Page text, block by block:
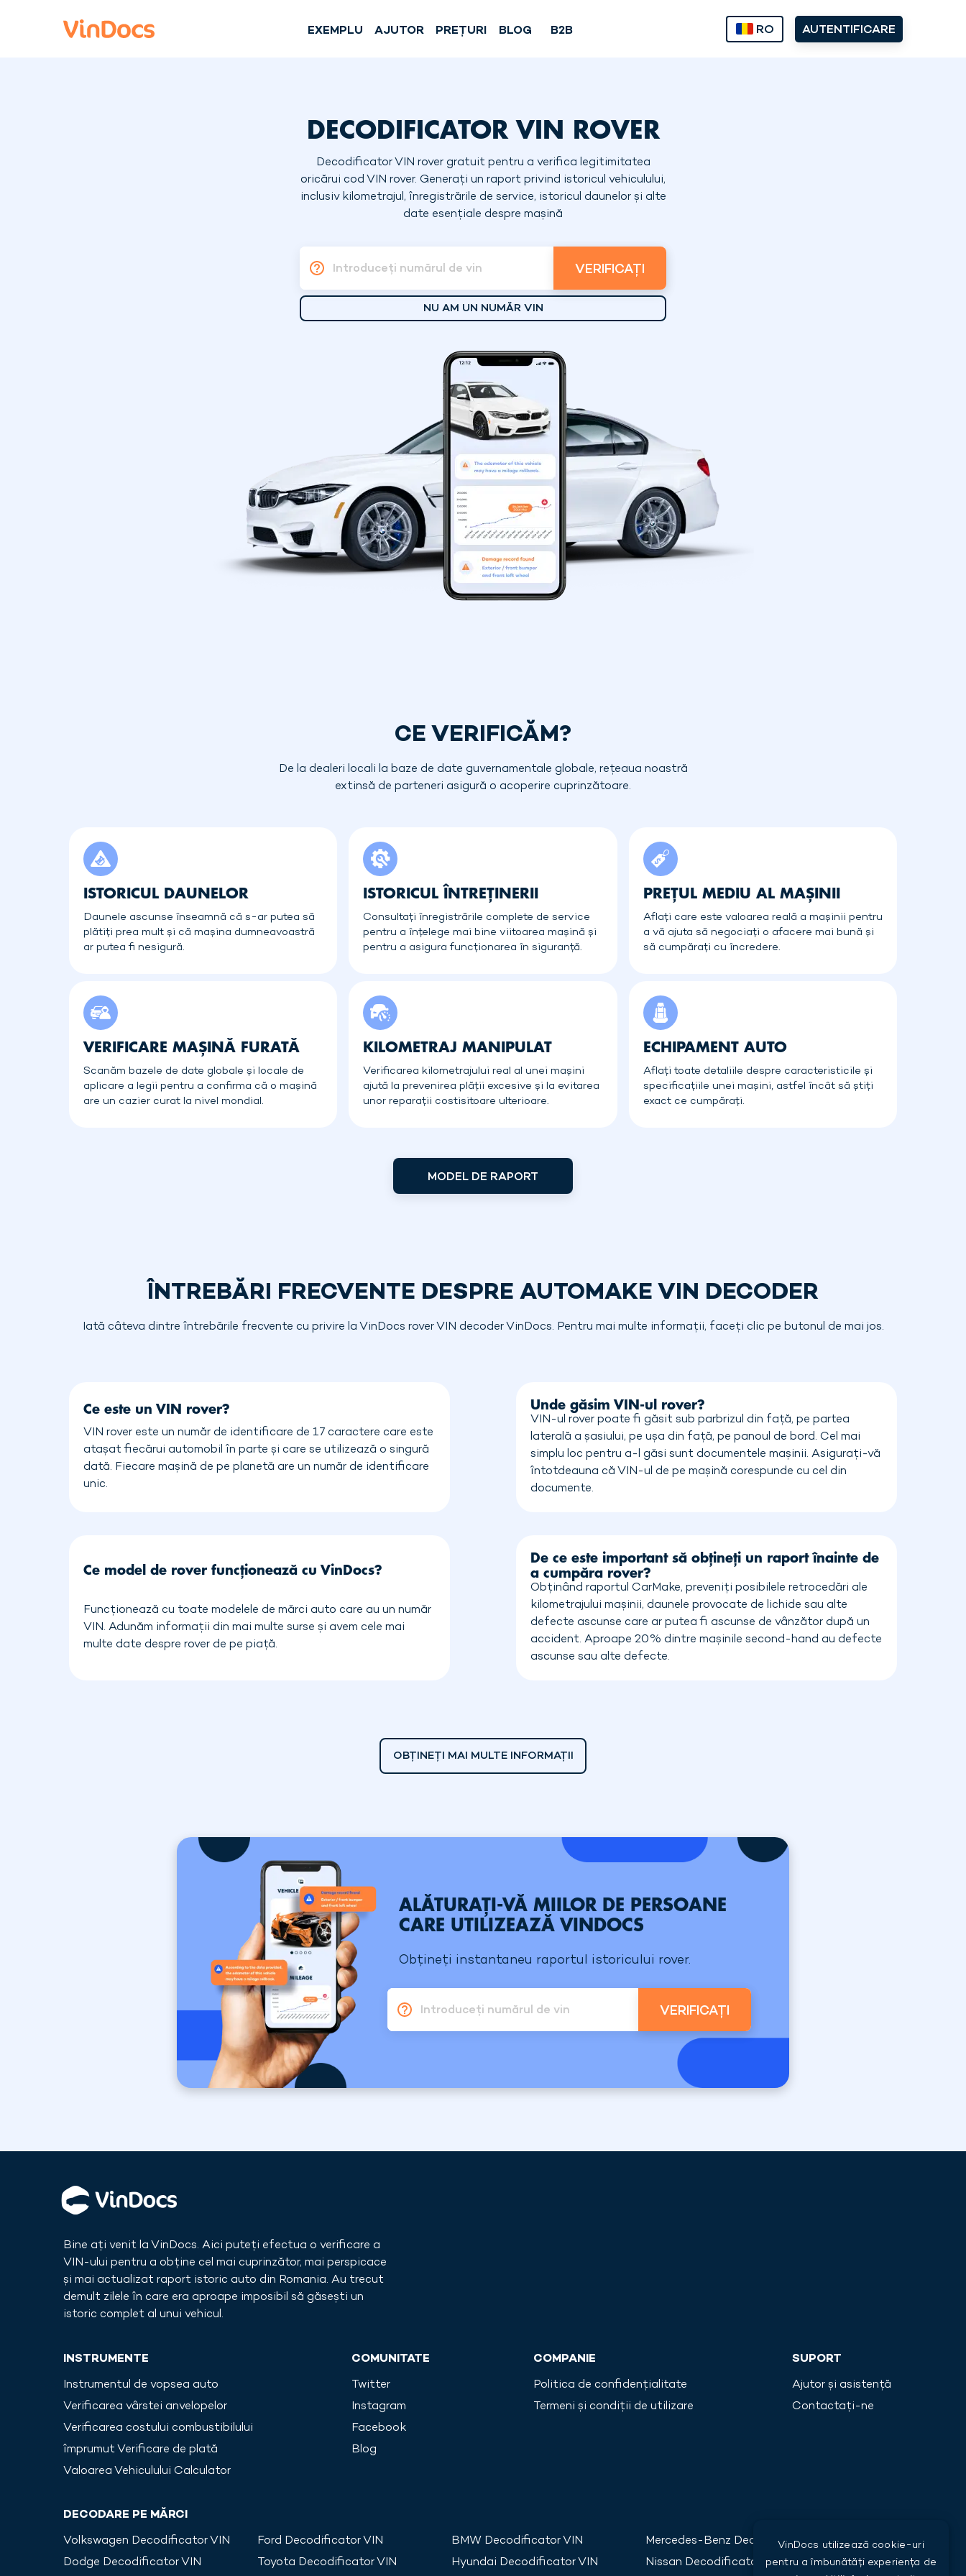
VinDocs utilizează cookie-uri
pentru a îmbunătăți experiența de
EXEMPLU AJUTOR PREȚURI BLOG B2B RO AUTENTIFICARE
DECODIFICATOR VIN ROVER
Decodificator VIN rover gratuit pentru a verifica legitimitatea
oricărui cod VIN rover. Generați un raport privind istoricul vehiculului,
inclusiv kilometrajul, înregistrările de service, istoricul daunelor și alte
date esențiale despre mașină
Introduceți numărul de vin VERIFICAȚI
NU AM UN NUMĂR VIN
CE VERIFICĂM?
De la dealeri locali la baze de date guvernamentale globale, rețeaua noastră
extinsă de parteneri asigură o acoperire cuprinzătoare.
ISTORICUL DAUNELOR
Daunele ascunse înseamnă că s-ar putea să
plătiți prea mult și că mașina dumneavoastră
ar putea fi nesigură.
ISTORICUL ÎNTREȚINERII
Consultați înregistrările complete de service
pentru a înțelege mai bine viitoarea mașină și
pentru a asigura funcționarea în siguranță.
PREȚUL MEDIU AL MAȘINII
Aflați care este valoarea reală a mașinii pentru
a vă ajuta să negociați o afacere mai bună și
să cumpărați cu încredere.
VERIFICARE MAȘINĂ FURATĂ
Scanăm bazele de date globale și locale de
aplicare a legii pentru a confirma că o mașină
are un cazier curat la nivel mondial.
KILOMETRAJ MANIPULAT
Verificarea kilometrajului real al unei mașini
ajută la prevenirea plății excesive și la evitarea
unor reparații costisitoare ulterioare.
ECHIPAMENT AUTO
Aflați toate detaliile despre caracteristicile și
specificațiile unei mașini, astfel încât să știți
exact ce cumpărați.
MODEL DE RAPORT
ÎNTREBĂRI FRECVENTE DESPRE AUTOMAKE VIN DECODER
Iată câteva dintre întrebările frecvente cu privire la VinDocs rover VIN decoder VinDocs. Pentru mai multe informații, faceți clic pe butonul de mai jos.
Ce este un VIN rover?
VIN rover este un număr de identificare de 17 caractere care este
atașat fiecărui automobil în parte și care se utilizează o singură
dată. Fiecare mașină de pe planetă are un număr de identificare
unic.
Unde găsim VIN-ul rover?
VIN-ul rover poate fi găsit sub parbrizul din față, pe partea
laterală a șasiului, pe ușa din față, pe panoul de bord. Cel mai
simplu loc pentru a-l găsi sunt documentele mașinii. Asigurați-vă
întotdeauna că VIN-ul de pe mașină corespunde cu cel din
documente.
Ce model de rover funcționează cu VinDocs?
Funcționează cu toate modelele de mărci auto care au un număr
VIN. Adunăm informații din mai multe surse și avem cele mai
multe date despre rover de pe piață.
De ce este important să obțineți un raport înainte de
a cumpăra rover?
Obținând raportul CarMake, preveniți posibilele retrocedări ale
kilometrajului mașinii, daunele provocate de lichide sau alte
defecte ascunse care ar putea fi ascunse de vânzător după un
accident. Aproape 20% dintre mașinile second-hand au defecte
ascunse sau alte defecte.
OBȚINEȚI MAI MULTE INFORMAȚII
ALĂTURAȚI-VĂ MIILOR DE PERSOANE
CARE UTILIZEAZĂ VINDOCS
Obțineți instantaneu raportul istoricului rover.
Introduceți numărul de vin VERIFICAȚI
Bine ați venit la VinDocs. Aici puteți efectua o verificare a
VIN-ului pentru a obține cel mai cuprinzător, mai perspicace
și mai actualizat raport istoric auto din Romania. Au trecut
demult zilele în care era aproape imposibil să găsești un
istoric complet al unui vehicul.
INSTRUMENTE
Instrumentul de vopsea auto
Verificarea vârstei anvelopelor
Verificarea costului combustibilului
împrumut Verificare de plată
Valoarea Vehiculului Calculator
COMUNITATE
Twitter
Instagram
Facebook
Blog
COMPANIE
Politica de confidențialitate
Termeni și condiții de utilizare
SUPORT
Ajutor și asistență
Contactați-ne
DECODARE PE MĂRCI
Volkswagen Decodificator VIN Ford Decodificator VIN BMW Decodificator VIN Mercedes-Benz Decodificator VIN
Dodge Decodificator VIN Toyota Decodificator VIN Hyundai Decodificator VIN Nissan Decodificator VIN